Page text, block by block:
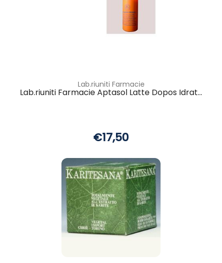
Lab.riuniti Farmacie
Lab.riuniti Farmacie Aptasol Latte Dopos Idrat...
€17,50